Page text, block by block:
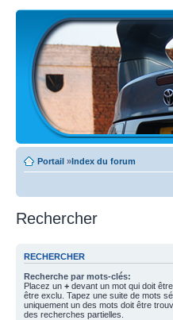
Portail »Index du forum
Rechercher
RECHERCHER
Recherche par mots-clés:
Placez un + devant un mot qui doit
être exclu. Tapez une suite de mots
uniquement un des mots doit être
des recherches partielles.